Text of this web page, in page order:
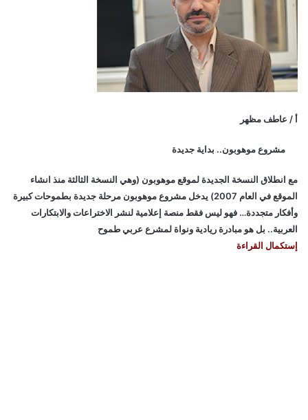
أ / عاطف مظهر
مشروع موهوبون.. بداية جديدة
مع انطلاق النسخة الجديدة لموقع موهوبون (وهي النسخة الثالثة منذ انشاء
الموقع في العام 2007) يدخل مشروع موهوبون مرحلة جديدة بطموحات كبيرة
وأفكار متجددة… فهو ليس فقط منصة إعلامية لنشر الاختراعات والابتكارات
العربية.. بل هو مبادرة ريادية ونواة لمشرع عربي طموح
إستكمال القراءة